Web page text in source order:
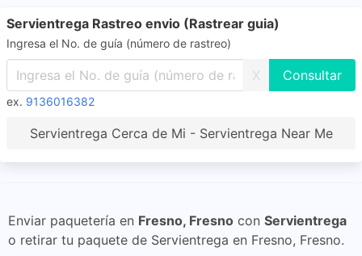
Servientrega Rastreo envio (Rastrear guia)
Ingresa el No. de guía (número de rastreo)
X
ex. 9136016382
Servientrega Cerca de Mi - Servientrega Near Me
Enviar paquetería en Fresno, Fresno con Servientrega
o retirar tu paquete de Servientrega en Fresno, Fresno.